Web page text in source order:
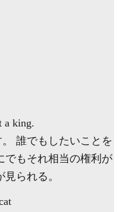
a king.
誰でもしたいことを
でもそれ相当の権利が
られる。